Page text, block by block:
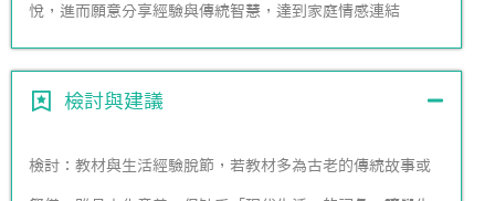
悅，進而願意分享經驗與傳統智慧，達到家庭情感連結
檢討與建議
檢討：教材與生活經驗脫節，若教材多為古老的傳統故事或